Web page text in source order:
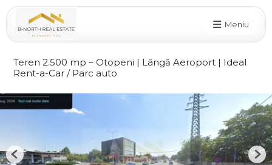
Meniu
Teren 2.500 mp – Otopeni | Lângă Aeroport | Ideal
Rent-a-Car / Parc auto
Previous